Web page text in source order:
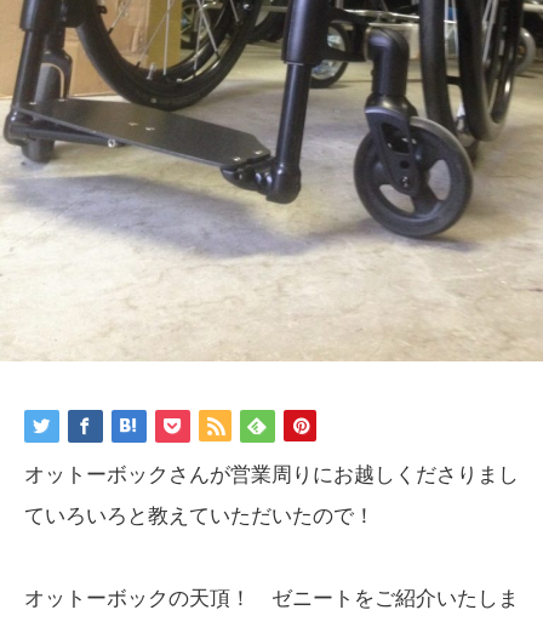
オットーボックさんが営業周りにお越しくださりまし
ていろいろと教えていただいたので！
オットーボックの天頂！ ゼニートをご紹介いたしま